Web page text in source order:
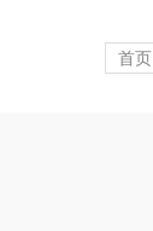
首页